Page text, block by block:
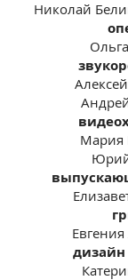
Николай
Мария